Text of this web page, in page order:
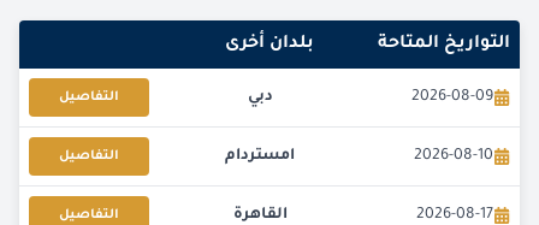
التواريخ المتاحة بلدان أخرى
2026-08-09 دبي التفاصيل
2026-08-10 امستردام التفاصيل
2026-08-17 القاهرة التفاصيل